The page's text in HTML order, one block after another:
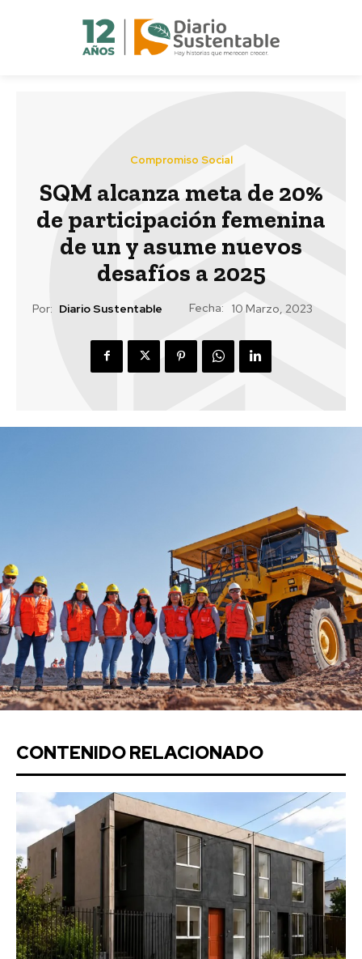
Compromiso Social
SQM alcanza meta de 20%
de participación femenina
de un y asume nuevos
desafíos a 2025
Por: Diario Sustentable Fecha: 10 Marzo, 2023
CONTENIDO RELACIONADO